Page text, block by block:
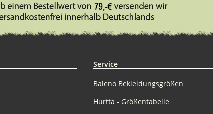
Service
Baleno Bekleidungsgrößen
Hurtta - Größentabelle